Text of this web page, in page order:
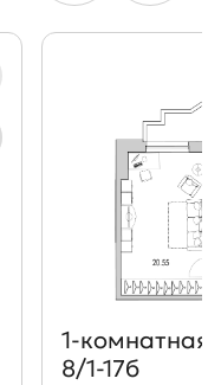
1‑комнатная
8/1-17б